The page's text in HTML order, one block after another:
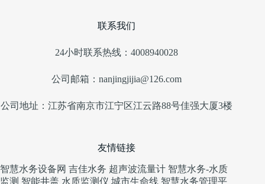
联系我们
24小时联系热线：4008940028
公司邮箱：nanjingjijia@126.com
公司地址：江苏省南京市江宁区江云路88号佳强大厦3楼
友情链接
智慧水务设备网 吉佳水务 超声波流量计 智慧水务-水质
监测 智能井盖 水质监测仪 城市生命线 智慧水务管理平